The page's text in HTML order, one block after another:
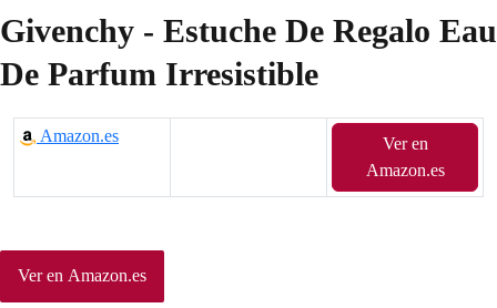
Givenchy - Estuche De Regalo Eau
De Parfum Irresistible
Amazon.es
Ver en
Amazon.es
Ver en Amazon.es